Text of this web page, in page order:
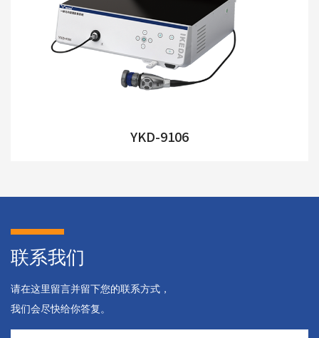
YKD-9106
联系我们
请在这里留言并留下您的联系方式，
我们会尽快给你答复。